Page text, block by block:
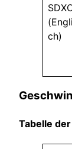
ch)
Tabelle